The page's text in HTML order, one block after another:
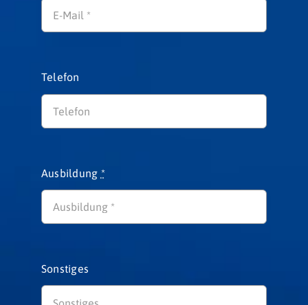
Telefon
Ausbildung *
Sonstiges